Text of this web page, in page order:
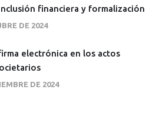
financiera y formalización
DE 2024
electrónica en los actos
DE 2024